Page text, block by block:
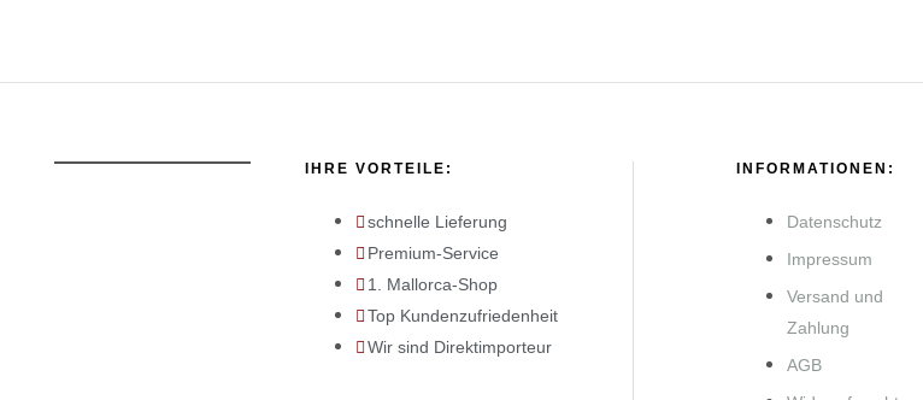
IHRE VORTEILE:
schnelle Lieferung
Premium-Service
1. Mallorca-Shop
Top Kundenzufriedenheit
Wir sind Direktimporteur
INFORMATIONEN:
Datenschutz
Impressum
Versand und
Zahlung
AGB